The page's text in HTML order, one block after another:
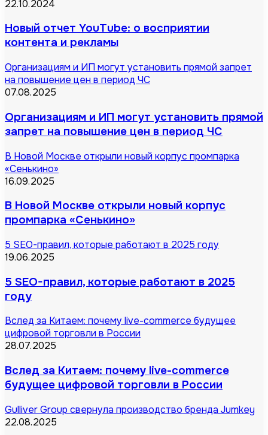
22.10.2024
Новый отчет YouTube: о восприятии
контента и рекламы
Организациям и ИП могут установить прямой запрет
на повышение цен в период ЧС
07.08.2025
Организациям и ИП могут установить прямой
запрет на повышение цен в период ЧС
В Новой Москве открыли новый корпус промпарка
«Сенькино»
16.09.2025
В Новой Москве открыли новый корпус
промпарка «Сенькино»
5 SEO-правил, которые работают в 2025 году
19.06.2025
5 SEO-правил, которые работают в 2025
году
Вслед за Китаем: почему live-commerce будущее
цифровой торговли в России
28.07.2025
Вслед за Китаем: почему live-commerce
будущее цифровой торговли в России
Gulliver Group свернула производство бренда Jumkey
22.08.2025